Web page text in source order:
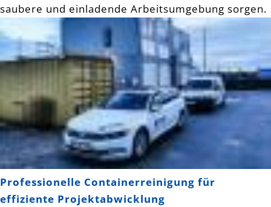
saubere und einladende Arbeitsumgebung sorgen.
Professionelle Containerreinigung für
effiziente Projektabwicklung